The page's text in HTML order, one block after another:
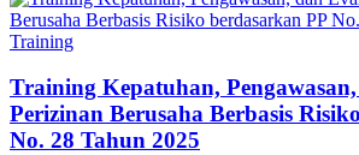
Training
Training Kepatuhan,
Perizinan Berusaha Berbasis
No. 28 Tahun 2025